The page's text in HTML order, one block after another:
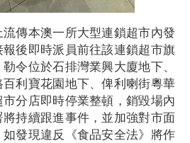
傳本澳一所大型連鎖超市內發
後即時派員前往該連鎖超市旗
令位於石排灣業興大廈地下、
利寶花園地下、俾利喇街粵華
分店即時停業整頓，銷毀場內
持續跟進事件，並加強對市面
發現違反《食品安全法》將作